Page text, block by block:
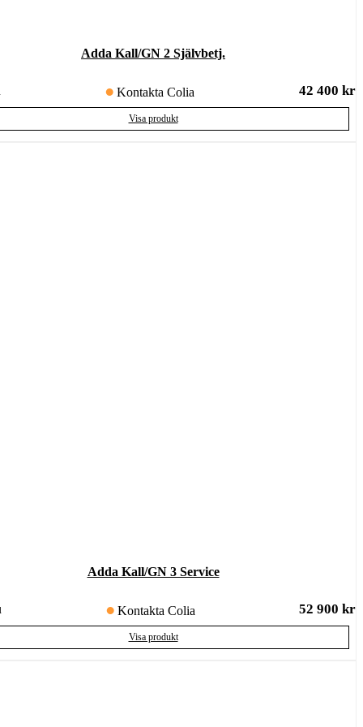
Adda Kall/GN 2 Självbetj.
Kontakta Colia 42 400 kr
Visa produkt
Adda Kall/GN 3 Service
Kontakta Colia 52 900 kr
Visa produkt